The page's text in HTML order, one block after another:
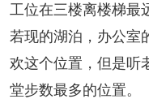
工位在三楼离楼梯最
若现的湖泊，办公室
欢这个位置，但是听
堂步数最多的位置。